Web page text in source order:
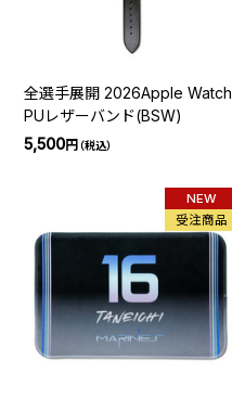
全選手展開 2026Apple Watch
PUレザーバンド(BSW)
5,500円（税込）
NEW
受注商品